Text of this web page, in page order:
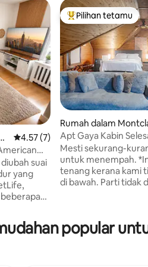
Penarafan purata 4.57 daripada
4.57 (7)
suai
yang
Pilihan utama
Pilihan tetamu
Rumah dalam
Apt Gaya Kabin
Montclair
Mesti sekurang-
untuk menempah.
tenang kerana kami
di bawah. Parti tidak
tengah bandar.
teater, dan transit
popular